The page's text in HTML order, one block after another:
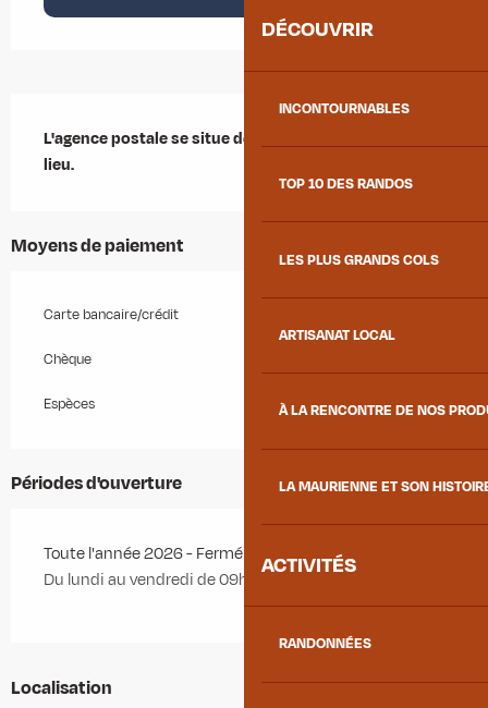
DÉCOUVRIR
INCONTOURNABLES
TOP 10 DES RANDOS
LES PLUS GRANDS COLS
ARTISANAT LOCAL
À LA RENCONTRE DE NOS
LA MAURIENNE ET SON
ACTIVITÉS
RANDONNÉES
L'agence postale se situe derrière la Mairie, au chef
lieu.
Moyens de paiement
Carte bancaire/crédit
Chèque
Espèces
Périodes d'ouverture
Toute l'année 2026 - Fermé le samedi, le dimanche
Du lundi au vendredi de 09h00 à 12h00
Localisation